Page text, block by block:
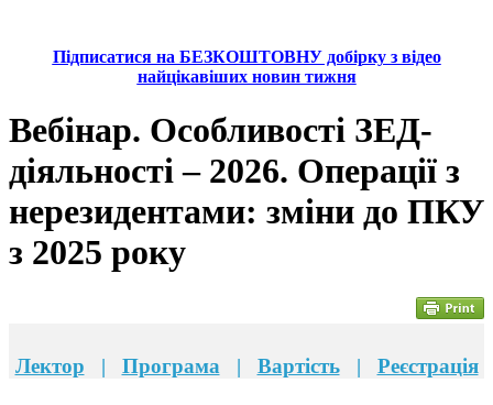
Підписатися на БЕЗКОШТОВНУ добірку з відео
найцікавіших новин тижня
Вебінар. Особливості ЗЕД-
діяльності – 2026. Операції з
нерезидентами: зміни до ПКУ
з 2025 року
Лектор | Програма| Вартість | Реєстрація